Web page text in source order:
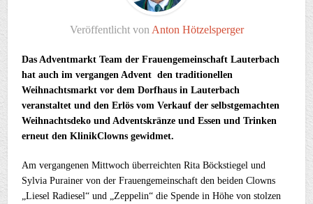
Veröffentlicht von Anton Hötzelsperger
Das Adventmarkt Team der Frauengemeinschaft Lauterbach
hat auch im vergangen Advent den traditionellen
Weihnachtsmarkt vor dem Dorfhaus in Lauterbach
veranstaltet und den Erlös vom Verkauf der selbstgemachten
Weihnachtsdeko und Adventskränze und Essen und Trinken
erneut den KlinikClowns gewidmet.
Am vergangenen Mittwoch überreichten Rita Böckstiegel und
Sylvia Purainer von der Frauengemeinschaft den beiden Clowns
„Liesel Radiesel“ und „Zeppelin“ die Spende in Höhe von stolzen